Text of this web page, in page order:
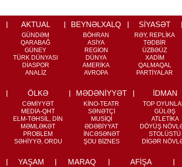
AKTUAL
GÜNDƏM
QARABAĞ
GÜNEY
TÜRK DÜNYASI
DİASPOR
ANALİZ
BEYNƏLXALQ
BÖHRAN
ASİYA
REGİON
DÜNYA
AMERİKA
AVROPA
SİYASƏT
RƏY, REPLİKA
TƏDBİR
ÜZBƏÜZ
XADİM
QALMAQAL
PARTİYALAR
ÖLKƏ
CƏMİYYƏT
MEDİA-QHT
ELM-TƏHSİL, DİN
MƏMLƏKƏT
PROBLEM
SƏHİYYƏ, ORDU
MƏDƏNİYYƏT
KİNO-TEATR
SƏNƏTÇİ
MUSİQİ
ƏDƏBİYYAT
İNCƏSƏNƏT
ŞOU BİZNES
İDMAN
TOP
GÜLƏŞ
ATLETİKA
DÖYÜŞ
STOLÜSTÜ
DİGƏR
YAŞAM MARAQ AFİŞA